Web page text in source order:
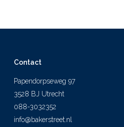
Contact
Papendorpseweg 97
3528 BJ Utrecht
088-3032352
info@bakerstreet.nl